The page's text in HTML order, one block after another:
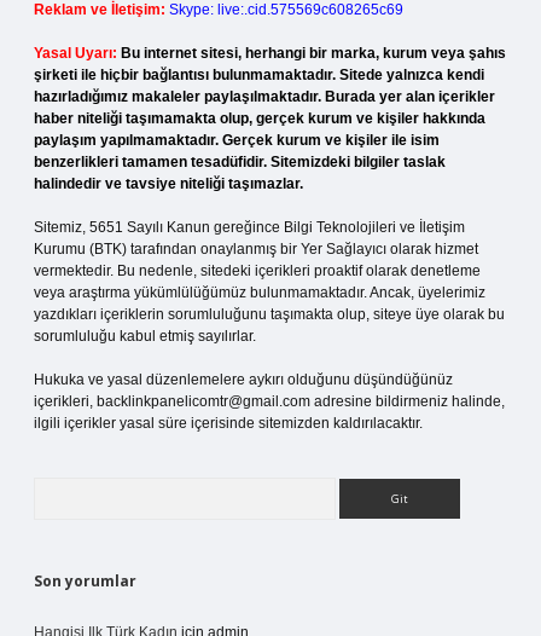
Reklam ve İletişim: Skype: live:.cid.575569c608265c69
Yasal Uyarı: Bu internet sitesi, herhangi bir marka, kurum veya şahıs
şirketi ile hiçbir bağlantısı bulunmamaktadır. Sitede yalnızca kendi
hazırladığımız makaleler paylaşılmaktadır. Burada yer alan içerikler
haber niteliği taşımamakta olup, gerçek kurum ve kişiler hakkında
paylaşım yapılmamaktadır. Gerçek kurum ve kişiler ile isim
benzerlikleri tamamen tesadüfidir. Sitemizdeki bilgiler taslak
halindedir ve tavsiye niteliği taşımazlar.
Sitemiz, 5651 Sayılı Kanun gereğince Bilgi Teknolojileri ve İletişim
Kurumu (BTK) tarafından onaylanmış bir Yer Sağlayıcı olarak hizmet
vermektedir. Bu nedenle, sitedeki içerikleri proaktif olarak denetleme
veya araştırma yükümlülüğümüz bulunmamaktadır. Ancak, üyelerimiz
yazdıkları içeriklerin sorumluluğunu taşımakta olup, siteye üye olarak bu
sorumluluğu kabul etmiş sayılırlar.
Hukuka ve yasal düzenlemelere aykırı olduğunu düşündüğünüz
içerikleri, backlinkpanelicomtr@gmail.com adresine bildirmeniz halinde,
ilgili içerikler yasal süre içerisinde sitemizden kaldırılacaktır.
Son yorumlar
Hangisi Ilk Türk Kadın için admin